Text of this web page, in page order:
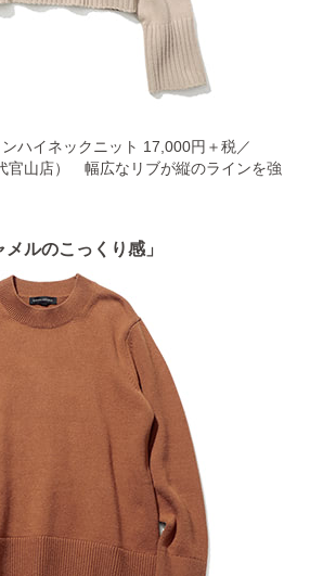
ハイネックニット 17,000円＋税／
官山店） 幅広なリブが縦のラインを強
メルのこっくり感」